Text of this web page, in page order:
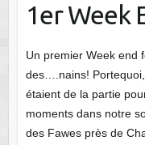
1er Week
Un premier Week end
des….nains!
étaient de la partie
moments dans notre
des Fawes près de